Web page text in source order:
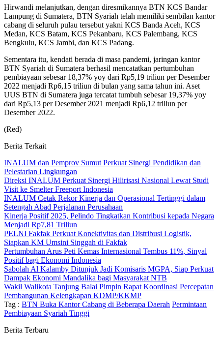
Hirwandi melanjutkan, dengan diresmikannya BTN KCS Bandar
Lampung di Sumatera, BTN Syariah telah memiliki sembilan kantor
cabang di seluruh pulau tersebut yakni KCS Banda Aceh, KCS
Medan, KCS Batam, KCS Pekanbaru, KCS Palembang, KCS
Bengkulu, KCS Jambi, dan KCS Padang.
Sementara itu, kendati berada di masa pandemi, jaringan kantor
BTN Syariah di Sumatera berhasil mencatatkan pertumbuhan
pembiayaan sebesar 18,37% yoy dari Rp5,19 triliun per Desember
2022 menjadi Rp6,15 triliun di bulan yang sama tahun ini. Aset
UUS BTN di Sumatera juga tercatat tumbuh sebesar 19,37% yoy
dari Rp5,13 per Desember 2021 menjadi Rp6,12 triliun per
Desember 2022.
(Red)
Berita Terkait
INALUM dan Pemprov Sumut Perkuat Sinergi Pendidikan dan
Pelestarian Lingkungan
Direksi INALUM Perkuat Sinergi Hilirisasi Nasional Lewat Studi
Visit ke Smelter Freeport Indonesia
INALUM Cetak Rekor Kinerja dan Operasional Tertinggi dalam
Setengah Abad Perjalanan Perusahaan
Kinerja Positif 2025, Pelindo Tingkatkan Kontribusi kepada Negara
Menjadi Rp7,81 Triliun
PELNI Fakfak Perkuat Konektivitas dan Distribusi Logistik,
Siapkan KM Umsini Singgah di Fakfak
Pertumbuhan Arus Peti Kemas Internasional Tembus 11%, Sinyal
Positif bagi Ekonomi Indonesia
Sabolah Al Kalamby Ditunjuk Jadi Komisaris MGPA, Siap Perkuat
Dampak Ekonomi Mandalika bagi Masyarakat NTB
Wakil Walikota Tanjung Balai Pimpin Rapat Koordinasi Percepatan
Pembangunan Kelengkapan KDMP/KKMP
Tag : BTN Buka Kantor Cabang di Beberapa Daerah Permintaan
Pembiayaan Syariah Tinggi
Berita Terbaru